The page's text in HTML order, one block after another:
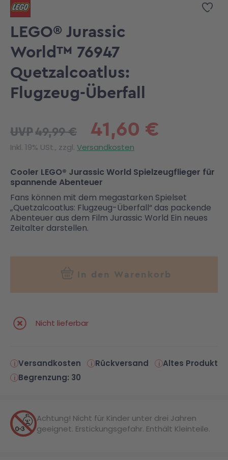
Zur
LEGO® Jurassic
World™ 76947
Quetzalcoatlus:
Flugzeug-Überfall
41,60 €
UVP49,99 €
Inkl. 19% USt., zzgl. Versandkosten
Cooler LEGO® Jurassic World Spielzeugflieger für
spannende Abenteuer
Fans können mit dem megastarken Spielset
„Quetzalcoatlus: Flugzeug-Überfall“ das packende
Abenteuer aus dem Film Jurassic World Ein neues
Zeitalter darstellen.
In den Warenkorb
Nicht lieferbar
Versandkosten Rückversand
Altes Produkt
Begrenzung: 30
Achtung! Nicht für Kinder unter drei Jahren
geeignet. Erstickungsgefahr. Enthält Kleinteile.